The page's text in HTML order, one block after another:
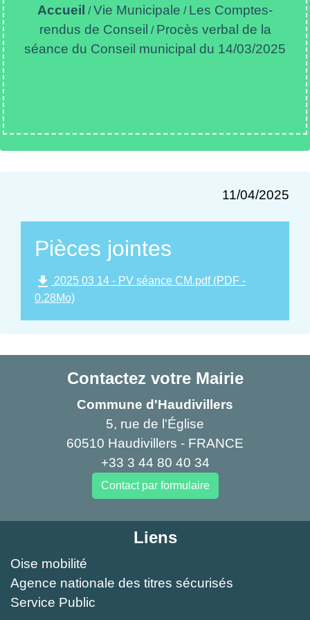
Accueil /Vie Municipale / Les Comptes-
rendus de Conseil / Procès verbal de la
séance du Conseil municipal du 14/03/2025
11/04/2025
Pièces jointes
file_download 2025 03 14 - PV séance CM.pdf (PDF -
0.28Mo)
Contactez votre Mairie
Commune d'Haudivillers
5, rue de l'Église
60510 Haudivillers - FRANCE
+33 3 44 80 40 34
Contact par formulaire
Liens
Oise mobilité
Agence nationale des titres sécurisés
Service Public